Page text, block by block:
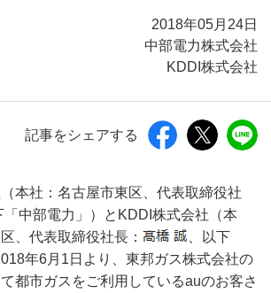
2018年05月24日
中部電力株式会社
KDDI株式会社
記事をシェアする
本社：名古屋市東区、代表取締役社
中部電力」）とKDDI株式会社（本
、代表取締役社長：
、以下
年6月1日より、東邦ガス株式会社の
都市ガスをご利用しているauのお客さ